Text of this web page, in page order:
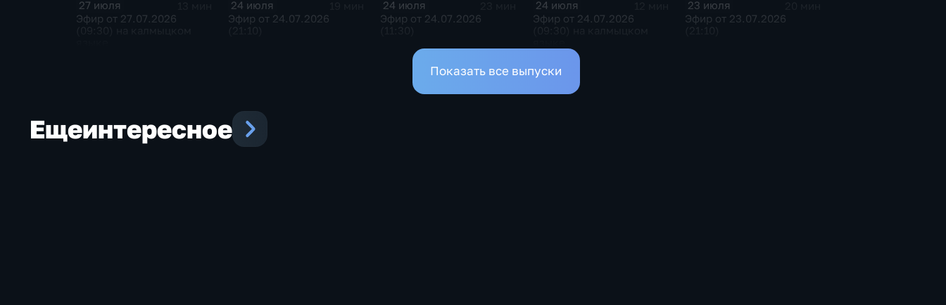
27 июля
Эфир от 27.07.2026
24 июля
Эфир от 24.07.2026
24 июля
Эфир от 24.07.2026
24 июля
Эфир от 24.07.2026
23 июля
Эфир от 23.07.2026
Показать все выпуски
Ещеинтересное